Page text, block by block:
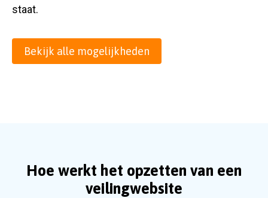
staat.
Bekijk alle mogelijkheden
Hoe werkt het opzetten van een
veilingwebsite